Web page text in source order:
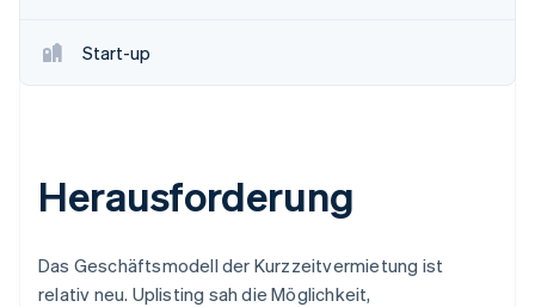
Start-up
Herausforderung
Das Geschäftsmodell der Kurzzeitvermietung ist
relativ neu. Uplisting sah die Möglichkeit,